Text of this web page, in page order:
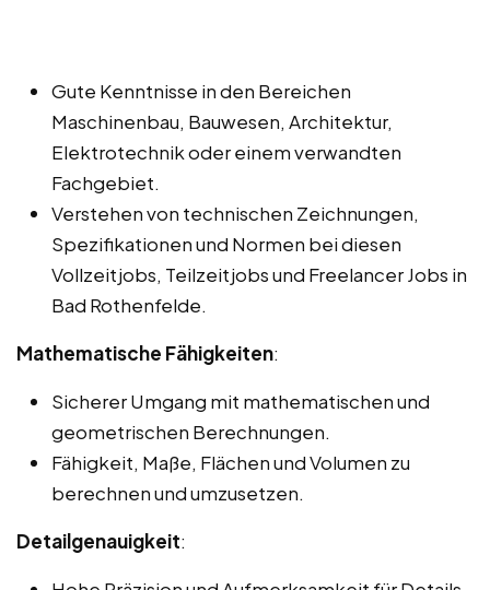
Gute Kenntnisse in den Bereichen
Maschinenbau, Bauwesen, Architektur,
Elektrotechnik oder einem verwandten
Fachgebiet.
Verstehen von technischen Zeichnungen,
Spezifikationen und Normen bei diesen
Vollzeitjobs, Teilzeitjobs und Freelancer Jobs in
Bad Rothenfelde.
Mathematische Fähigkeiten:
Sicherer Umgang mit mathematischen und
geometrischen Berechnungen.
Fähigkeit, Maße, Flächen und Volumen zu
berechnen und umzusetzen.
Detailgenauigkeit: